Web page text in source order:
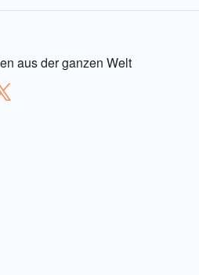
aus der ganzen Welt